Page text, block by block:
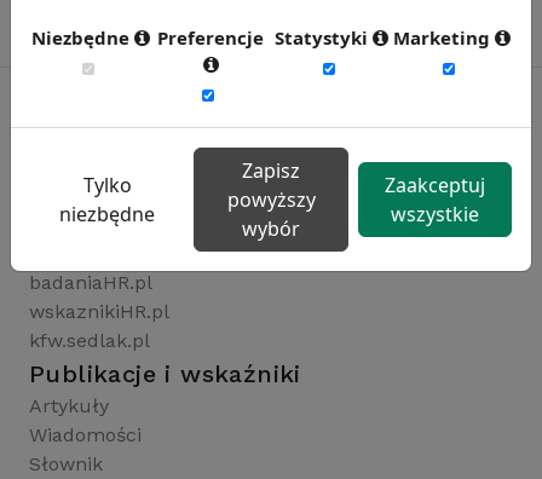
Rynekpracy.pl
sedlak.pl
wynagrodzenia.pl
raportyplacowe.pl
badaniaHR.pl
wskaznikiHR.pl
kfw.sedlak.pl
Publikacje i wskaźniki
Artykuły
Wiadomości
Słownik
Niezbędne Preferencje Statystyki Marketing
Tylko
niezbędne
Zapisz
powyższy
wybór
Zaakceptuj
wszystkie